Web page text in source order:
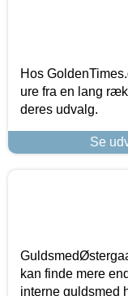
Hos
ure fra en lang
deres udvalg.
Se
kan finde mere
interne guldsmed